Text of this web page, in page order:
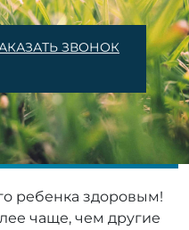
ЗВОНОК
ребенка здоровым!
чаще, чем другие